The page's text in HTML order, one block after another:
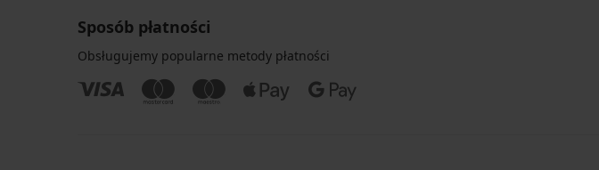
Sposób płatności
Obsługujemy popularne metody płatności